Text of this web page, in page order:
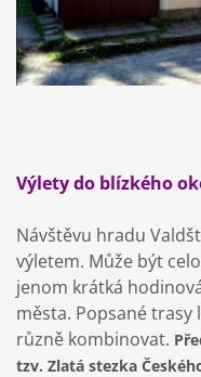
Výlety do blízkého
Návštěvu hradu
výletem. Může být
jenom krátká
města. Popsané trasy
různě kombinovat.
tzv. Zlatá stezka